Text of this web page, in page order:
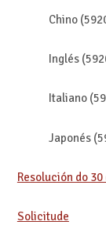
Chino
Inglés
Italiano
Japonés
Resolución do
Solicitude